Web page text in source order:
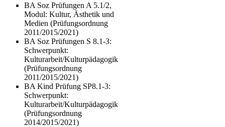
BA Soz Prüfungen A 5.1/2,
Modul: Kultur, Ästhetik und
Medien (Prüfungsordnung
2011/2015/2021)
BA Soz Prüfungen S 8.1-3:
Schwerpunkt:
Kulturarbeit/Kulturpädagogik
(Prüfungsordnung
2011/2015/2021)
BA Kind Prüfung SP8.1-3:
Schwerpunkt:
Kulturarbeit/Kulturpädagogik
(Prüfungsordnung
2014/2015/2021)